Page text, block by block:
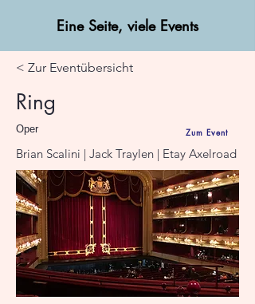
Eine Seite, viele Events
< Zur Eventübersicht
Ring
Oper Zum Event
Brian Scalini | Jack Traylen | Etay Axelroad